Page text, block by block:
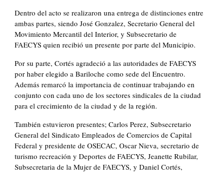
Dentro del acto se realizaron una entrega de distinciones entre
ambas partes, siendo José Gonzalez, Secretario General del
Movimiento Mercantil del Interior, y Subsecretario de
FAECYS quien recibió un presente por parte del Municipio.
Por su parte, Cortés agradeció a las autoridades de FAECYS
por haber elegido a Bariloche como sede del Encuentro.
Además remarcó la importancia de continuar trabajando en
conjunto con cada uno de los sectores sindicales de la ciudad
para el crecimiento de la ciudad y de la región.
También estuvieron presentes; Carlos Perez, Subsecretario
General del Sindicato Empleados de Comercios de Capital
Federal y presidente de OSECAC, Oscar Nieva, secretario de
turismo recreación y Deportes de FAECYS, Jeanette Rubilar,
Subsecretaria de la Mujer de FAECYS, y Daniel Cortés,